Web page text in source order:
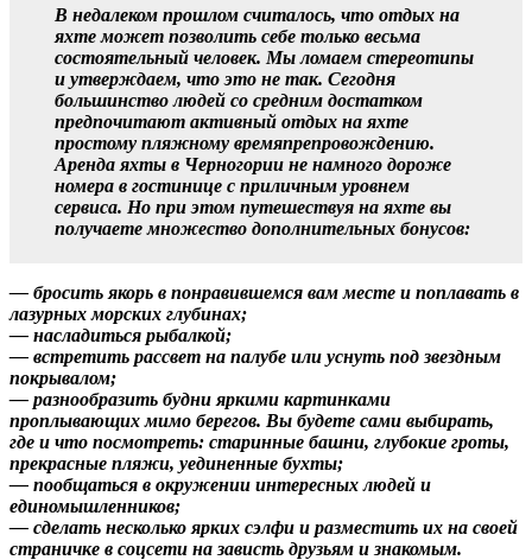
В недалеком прошлом считалось, что отдых на
яхте может позволить себе только весьма
состоятельный человек. Мы ломаем стереотипы
и утверждаем, что это не так. Сегодня
большинство людей со средним достатком
предпочитают активный отдых на яхте
простому пляжному времяпрепровождению.
Аренда яхты в Черногории не намного дороже
номера в гостинице с приличным уровнем
сервиса. Но при этом путешествуя на яхте вы
получаете множество дополнительных бонусов:
— бросить якорь в понравившемся вам месте и поплавать в
лазурных морских глубинах;
— насладиться рыбалкой;
— встретить рассвет на палубе или уснуть под звездным
покрывалом;
— разнообразить будни яркими картинками
проплывающих мимо берегов. Вы будете сами выбирать,
где и что посмотреть: старинные башни, глубокие гроты,
прекрасные пляжи, уединенные бухты;
— пообщаться в окружении интересных людей и
единомышленников;
— сделать несколько ярких сэлфи и разместить их на своей
страничке в соцсети на зависть друзьям и знакомым.